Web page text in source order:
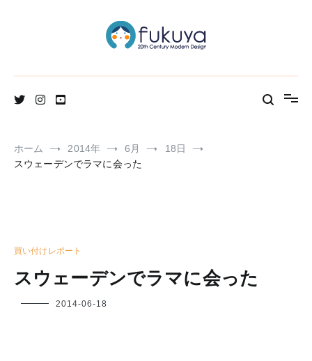
ホーム 2014年 6月
18日
スウェーデンでラマに会った
買い付けレポート
スウェーデンでラマに会った
フ
2014-06-18